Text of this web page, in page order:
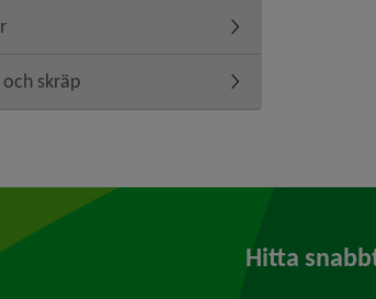
Undermeny för Vanliga
skräp Undermeny för
Hitta